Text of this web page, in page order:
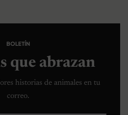
BOLETÍN
que abrazan
historias de animales en tu
correo.